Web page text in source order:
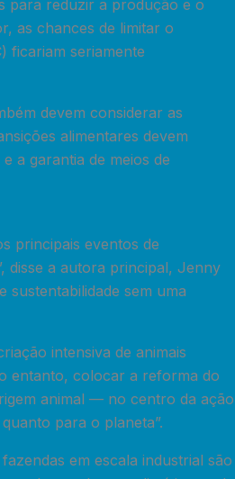
para reduzir a produção e o
as chances de limitar o
ficariam seriamente
devem considerar as
alimentares devem
a garantia de meios de
principais eventos de
disse a autora principal, Jenny
sustentabilidade sem uma
intensiva de animais
entanto, colocar a reforma do
animal — no centro da ação
para o planeta”.
em escala industrial são